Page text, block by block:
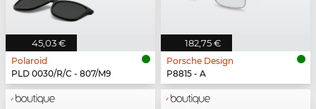
45,03 €
Polaroid
PLD 0030/R/C - 807/M9
182,75 €
Porsche Design
P8815 - A